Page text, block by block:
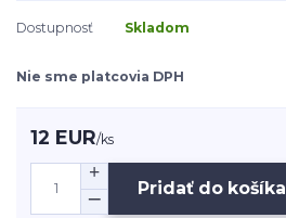
Dostupnosť Skladom
Nie sme platcovia DPH
12 EUR/ks
Pridať do košíka